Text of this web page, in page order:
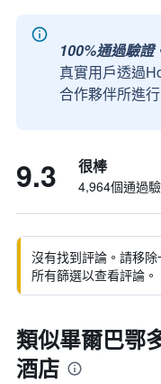
100%通過驗證
真實用戶透過
合作夥伴所進
9.3 很棒
4,964個通過
沒有找到評論。請移
所有篩選以查看評論。
類似畢爾巴鄂
酒店